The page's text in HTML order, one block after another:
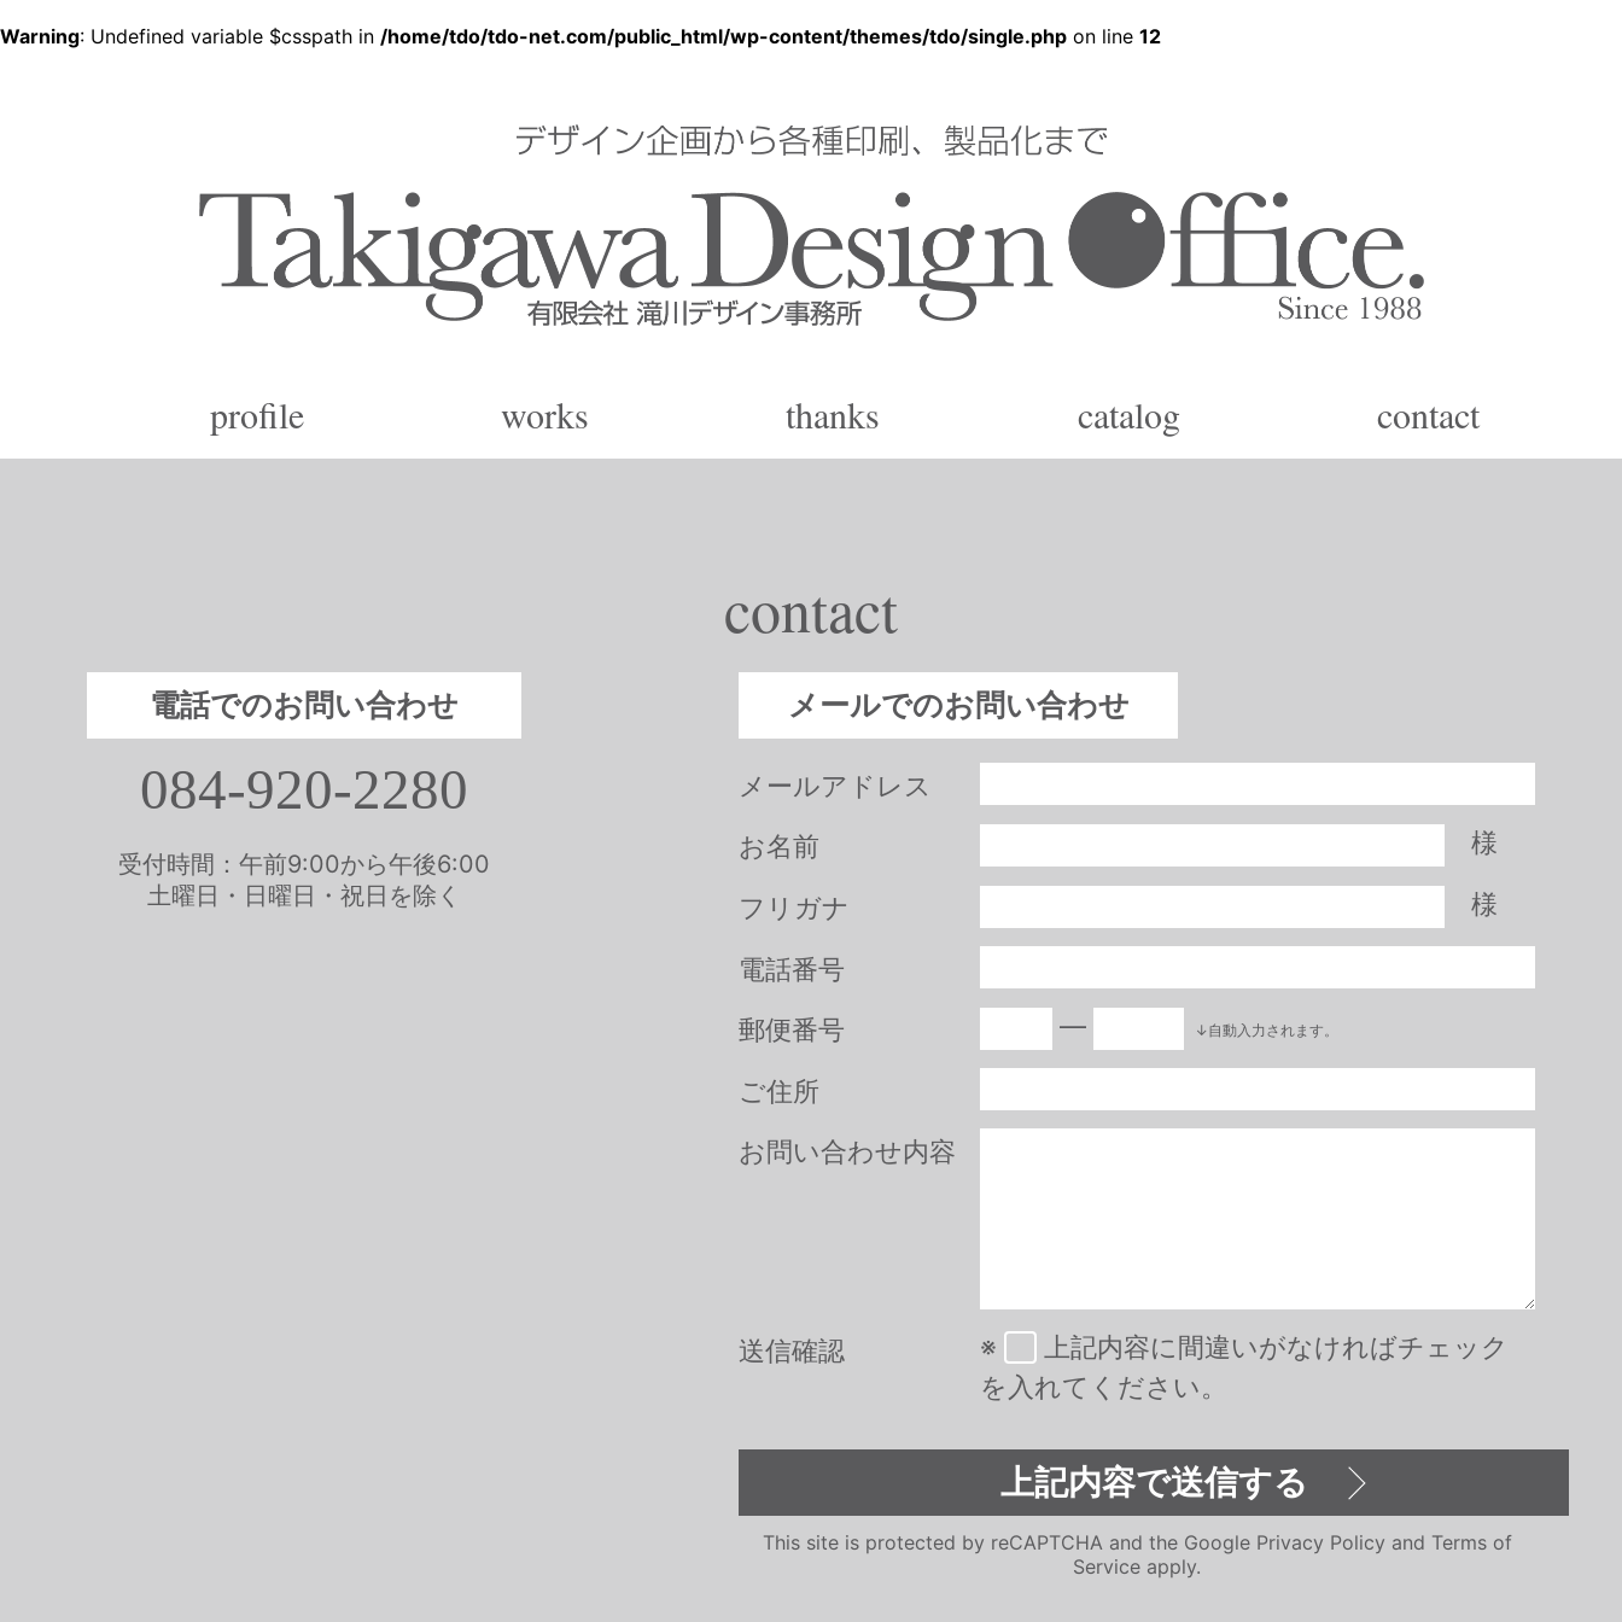
Warning: Undefined variable $csspath in /home/tdo/tdo-net.com/public_html/wp-content/themes/tdo/single.php on line 12
profile works thanks catalog contact
contact
電話でのお問い合わせ
084-920-2280
受付時間：午前9:00から午後6:00
土曜日・日曜日・祝日を除く
メールでのお問い合わせ
メールアドレス
お名前
様
フリガナ 様
電話番号
郵便番号
― ↓自動入力されます。
ご住所
お問い合わせ内容
送信確認 ※
上記内容に間違いがなければチェック
を入れてください。
This site is protected by reCAPTCHA and the Google Privacy Policy and Terms of
Service apply.